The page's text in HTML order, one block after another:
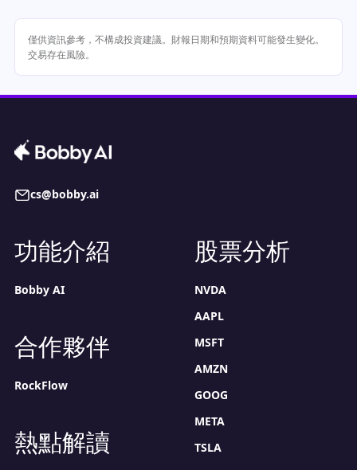
僅供資訊參考，不構成投資建議。財報日期和預期資料可能發生變化。
交易存在風險。
cs@bobby.ai
功能介紹
Bobby AI
合作夥伴
RockFlow
熱點解讀
股票分析
NVDA
AAPL
MSFT
AMZN
GOOG
META
TSLA